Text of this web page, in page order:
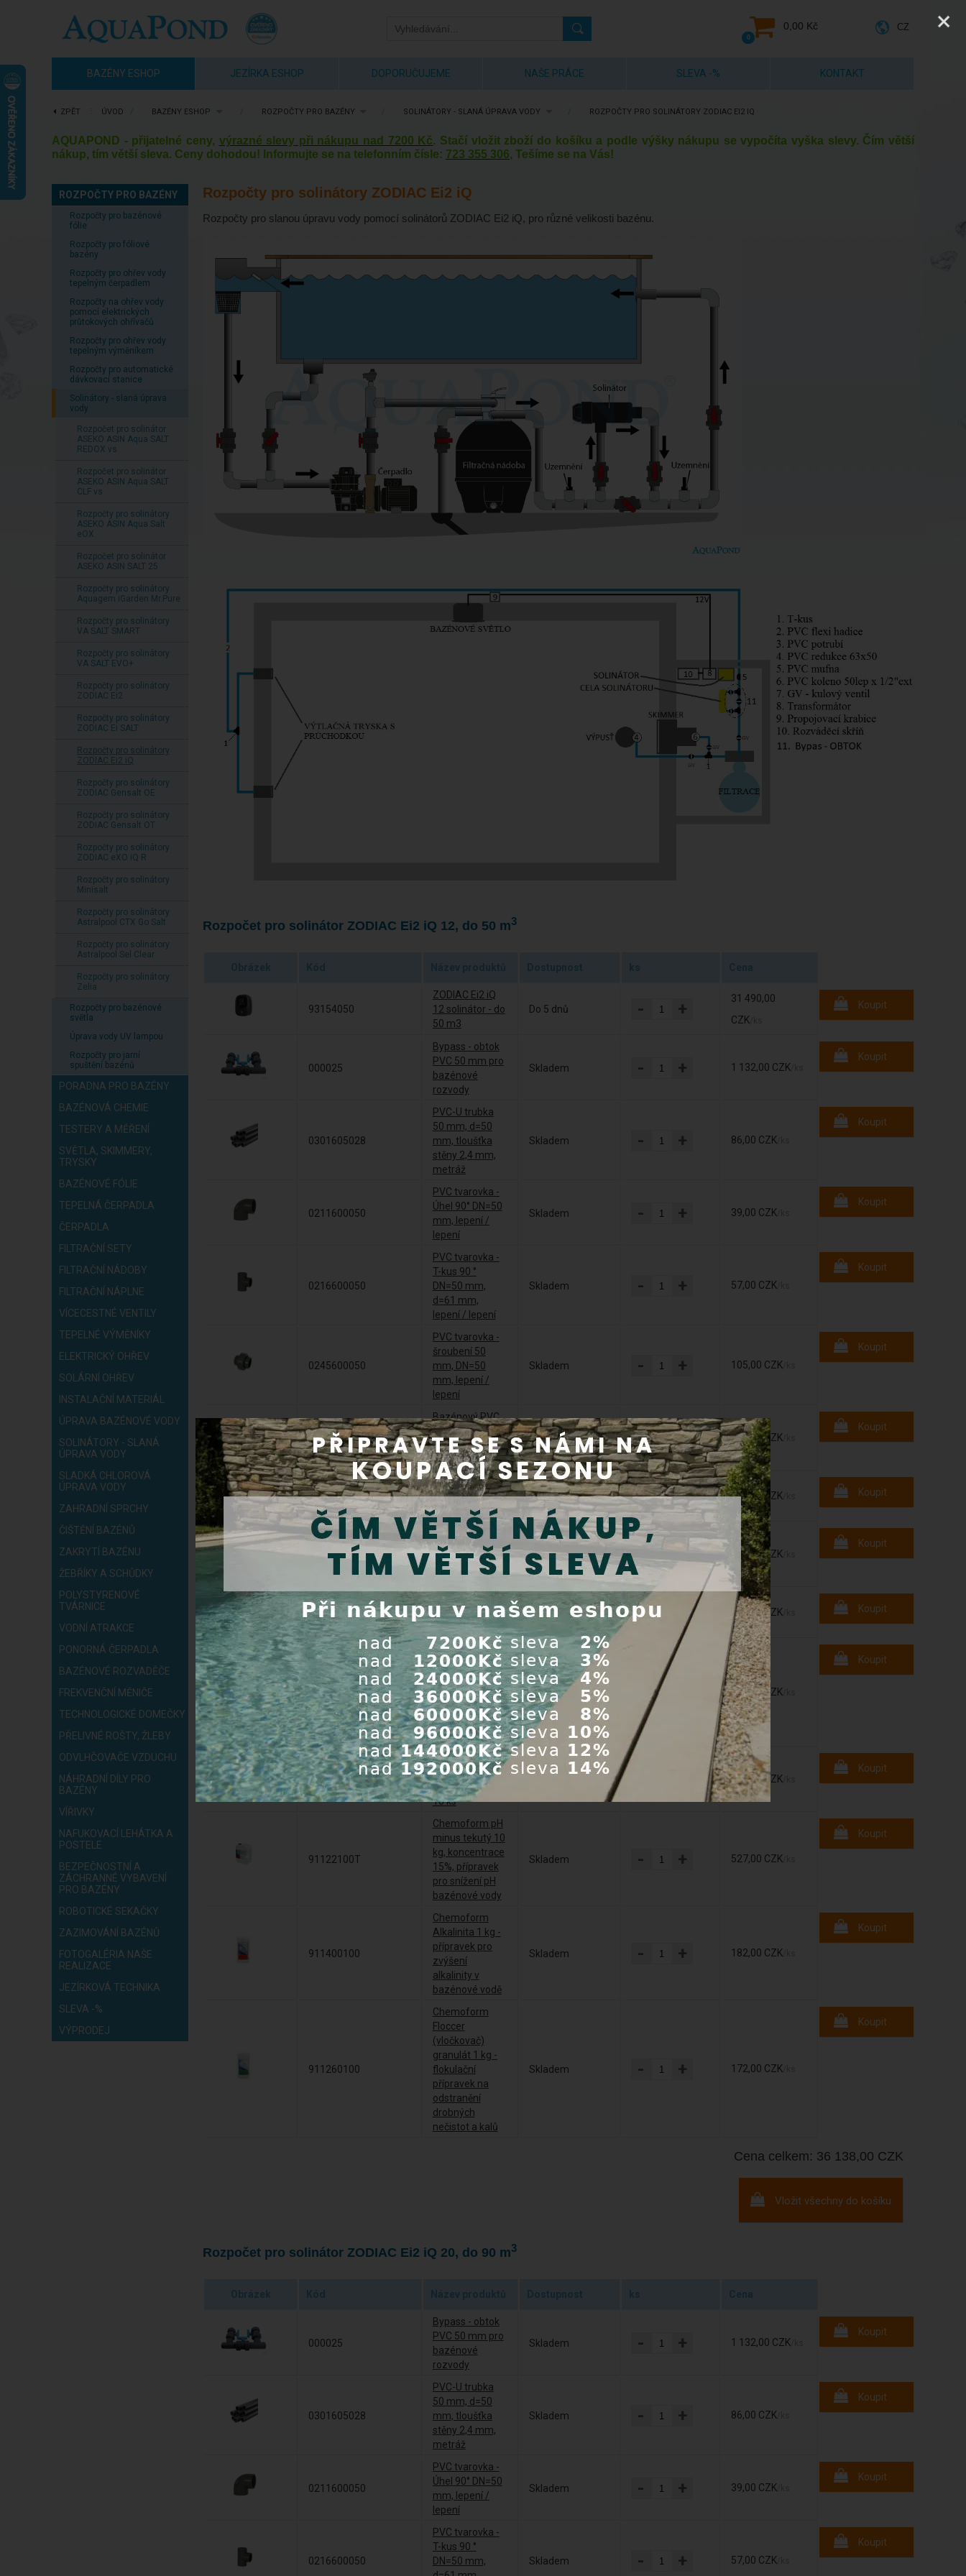
0,00 Kč
0
CZ
BAZÉNY ESHOP JEZÍRKA ESHOP DOPORUČUJEME NAŠE PRÁCE SLEVA -% KONTAKT
ZPĚT ÚVOD BAZÉNY ESHOP ROZPOČTY PRO BAZÉNY SOLINÁTORY - SLANÁ ÚPRAVA VODY ROZPOČTY PRO SOLINÁTORY ZODIAC EI2 IQ
AQUAPOND - přijatelné ceny, výrazné slevy při nákupu nad 7200 Kč. Stačí vložit zboží do košíku a podle výšky nákupu se vypočíta vyška slevy. Čím větší
nákup, tím větší sleva. Ceny dohodou! Informujte se na telefonním čísle: 723 355 306, Tešíme se na Vás!
ROZPOČTY PRO BAZÉNY
Rozpočty pro bazénové
fólie
Rozpočty pro fóliové
bazény
Rozpočty pro ohřev vody
tepelným čerpadlem
Rozpočty na ohřev vody
pomocí elektrických
průtokových ohřívačů
Rozpočty pro ohřev vody
tepelným výměníkem
Rozpočty pro automatické
dávkovací stanice
Solinátory - slaná úprava
vody
Rozpočet pro solinátor
ASEKO ASIN Aqua SALT
REDOX vs
Rozpočet pro solinátor
ASEKO ASIN Aqua SALT
CLF vs
Rozpočty pro solinátory
ASEKO ASIN Aqua Salt
eOX
Rozpočet pro solinátor
ASEKO ASIN SALT 25
Rozpočty pro solinátory
Aquagem iGarden Mr.Pure
Rozpočty pro solinátory
VA SALT SMART
Rozpočty pro solinátory
VA SALT EVO+
Rozpočty pro solinátory
ZODIAC Ei2
Rozpočty pro solinátory
ZODIAC Ei SALT
Rozpočty pro solinátory
ZODIAC Ei2 iQ
Rozpočty pro solinátory
ZODIAC Gensalt OE
Rozpočty pro solinátory
ZODIAC Gensalt OT
Rozpočty pro solinátory
ZODIAC eXO iQ R
Rozpočty pro solinátory
Minisalt
Rozpočty pro solinátory
Astralpool CTX Go Salt
Rozpočty pro solinátory
Astralpool Sel Clear
Rozpočty pro solinátory
Zelia
Rozpočty pro bazénové
světla
Úprava vody UV lampou
Rozpočty pro jarní
spuštění bazénů
PORADNA PRO BAZÉNY
BAZÉNOVÁ CHEMIE
TESTERY A MĚŘENÍ
SVĚTLA, SKIMMERY,
TRYSKY
BAZÉNOVÉ FÓLIE
TEPELNÁ ČERPADLA
ČERPADLA
FILTRAČNÍ SETY
FILTRAČNÍ NÁDOBY
FILTRAČNÍ NÁPLNE
VÍCECESTNÉ VENTILY
TEPELNÉ VÝMĚNÍKY
ELEKTRICKÝ OHŘEV
SOLÁRNÍ OHŘEV
INSTALAČNÍ MATERIÁL
ÚPRAVA BAZÉNOVÉ VODY
SOLINÁTORY - SLANÁ
ÚPRAVA VODY
SLADKÁ CHLOROVÁ
ÚPRAVA VODY
ZAHRADNÍ SPRCHY
ČIŠTĚNÍ BAZÉNŮ
ZAKRYTÍ BAZÉNU
ŽEBŘÍKY A SCHŮDKY
POLYSTYRENOVÉ
TVÁRNICE
VODNÍ ATRAKCE
PONORNÁ ČERPADLA
BAZÉNOVÉ ROZVADĚČE
FREKVENČNÍ MĚNIČE
TECHNOLOGICKÉ DOMEČKY
PŘELIVNÉ ROŠTY, ŽLEBY
ODVLHČOVAČE VZDUCHU
NÁHRADNÍ DÍLY PRO
BAZÉNY
VÍŘIVKY
NAFUKOVACÍ LEHÁTKA A
POSTELE
BEZPEČNOSTNÍ A
ZÁCHRANNÉ VYBAVENÍ
PRO BAZÉNY
ROBOTICKÉ SEKAČKY
ZAZIMOVÁNÍ BAZÉNŮ
FOTOGALÉRIA NAŠE
REALIZACE
JEZÍRKOVÁ TECHNIKA
SLEVA -%
VÝPRODEJ
Rozpočty pro solinátory ZODIAC Ei2 iQ
Rozpočty pro slanou úpravu vody pomocí solinátorů ZODIAC Ei2 iQ, pro různé velikosti bazénu.
Rozpočet pro solinátor ZODIAC Ei2 iQ 12, do 50 m3
93154050
ZODIAC Ei2 iQ
12 solinátor - do
50 m3
Do 5 dnů - +
31 490,00
CZK
Koupit
000025
Bypass - obtok
PVC 50 mm pro
bazénové
rozvody
Skladem - + 1 132,00 CZK
Koupit
0301605028
PVC-U trubka
50 mm, d=50
mm, tloušťka
stěny 2,4 mm,
metráž
Skladem - + 86,00 CZK
Koupit
0211600050
PVC tvarovka -
Úhel 90° DN=50
mm, lepení /
lepení
Skladem - + 39,00 CZK
Koupit
0216600050
PVC tvarovka -
T-kus 90 °
DN=50 mm,
d=61 mm,
lepení / lepení
Skladem - + 57,00 CZK
Koupit
0245600050
PVC tvarovka -
šroubení 50
mm, DN=50
mm, lepení /
lepení
Skladem - + 105,00 CZK
Koupit
0112105
Bazénový PVC
kulový ventil
Plimex 50 mm
lepení / lepení
Skladem - + 370,00 CZK
Koupit
5121201+0216600050
Pospojení Titan
- uzemnění
DN=50mm
Do 5 dnů - + 775,00 CZK Koupit
0410600250
Griffon UNI-100
lepidlo na PVC
se štětcem 250
ml
Skladem + 275,00 CZK
Koupit
0425600125
Griffon čistič na
PVC, PVC-C,
ABS 125 ml
Skladem - 178,00 CZK Koupit
PT500
Pool Tester
PT500 -
Tabletkový
tester pro
bazén měří
alkalitu, pH a
volný chlór
Skladem 405,00 CZK
Koupit
692482341
PoolCheck Salt
- testovací
proužky na sůl
16 ks
345,00 CZK
Koupit
91122100T
Chemoform pH
minus tekutý 10
kg, koncentrace
15%, přípravek
pro snížení pH
bazénové vody
Skladem - + 527,00 CZK
Koupit
911400100
Chemoform
Alkalinita 1 kg -
přípravek pro
zvýšení
alkalinity v
bazénové vodě
Skladem - + 182,00 CZK
Koupit
911260100
Chemoform
Floccer
(vločkovač)
granulát 1 kg -
flokulační
přípravek na
odstranění
drobných
nečistot a kalů
Skladem - + 172,00 CZK
Koupit
Cena celkem: 36 138,00 CZK
Vložit všechny do košíku
Rozpočet pro solinátor ZODIAC Ei2 iQ 20, do 90 m3
000025
Bypass - obtok
PVC 50 mm pro
bazénové
rozvody
Skladem - + 1 132,00 CZK
Koupit
0301605028
PVC-U trubka
50 mm, d=50
mm, tloušťka
stěny 2,4 mm,
metráž
Skladem - + 86,00 CZK
Koupit
0211600050
PVC tvarovka -
Úhel 90° DN=50
mm, lepení /
lepení
Skladem - + 39,00 CZK
Koupit
0216600050
PVC tvarovka -
T-kus 90 °
DN=50 mm,
Skladem - + 57,00 CZK
Koupit